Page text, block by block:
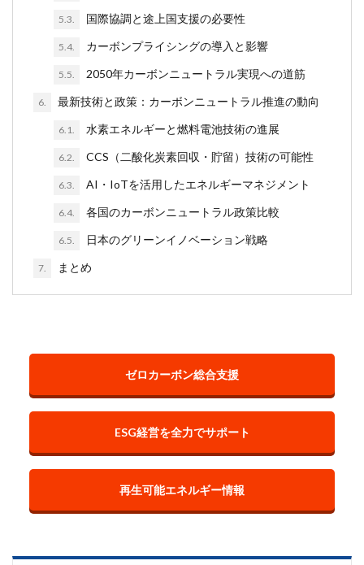
5.3. 国際協調と途上国支援の必要性
5.4. カーボンプライシングの導入と影響
5.5. 2050年カーボンニュートラル実現への道筋
6. 最新技術と政策：カーボンニュートラル推進の動向
6.1. 水素エネルギーと燃料電池技術の進展
6.2. CCS（二酸化炭素回収・貯留）技術の可能性
6.3. AI・IoTを活用したエネルギーマネジメント
6.4. 各国のカーボンニュートラル政策比較
6.5. 日本のグリーンイノベーション戦略
7. まとめ
ゼロカーボン総合支援
ESG経営を全力でサポート
再生可能エネルギー情報